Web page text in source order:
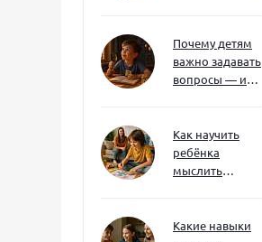
Почему детям
важно задавать
вопросы — и
Как научить
ребёнка
мыслить
сложностей
Какие навыки